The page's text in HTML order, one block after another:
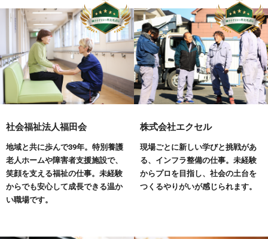
社会福祉法人福田会
地域と共に歩んで39年。特別養護
老人ホームや障害者支援施設で、
笑顔を支える福祉の仕事。未経験
からでも安心して成長できる温か
い職場です。
株式会社エクセル
現場ごとに新しい学びと挑戦があ
る、インフラ整備の仕事。未経験
からプロを目指し、社会の土台を
つくるやりがいが感じられます。